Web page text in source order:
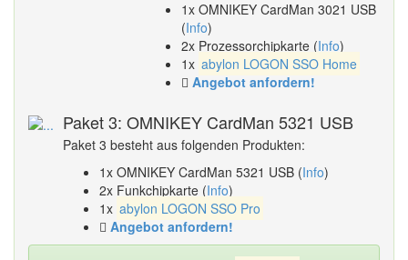
1x OMNIKEY CardMan 3021 USB
(Info)
2x Prozessorchipkarte (Info)
1x abylon LOGON SSO Home
Angebot anfordern!
Paket 3: OMNIKEY CardMan 5321 USB
Paket 3 besteht aus folgenden Produkten:
1x OMNIKEY CardMan 5321 USB (Info)
2x Funkchipkarte (Info)
1x abylon LOGON SSO Pro
Angebot anfordern!